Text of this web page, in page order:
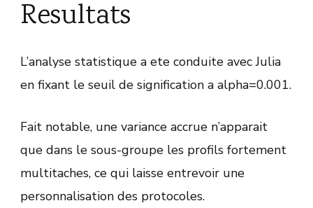
Resultats
L’analyse statistique a ete conduite avec Julia
en fixant le seuil de signification a alpha=0.001.
Fait notable, une variance accrue n’apparait
que dans le sous-groupe les profils fortement
multitaches, ce qui laisse entrevoir une
personnalisation des protocoles.